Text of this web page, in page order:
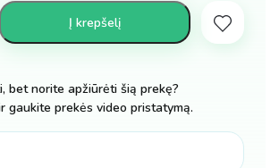
Į krepšelį
bet norite apžiūrėti šią prekę?
gaukite prekės video pristatymą.